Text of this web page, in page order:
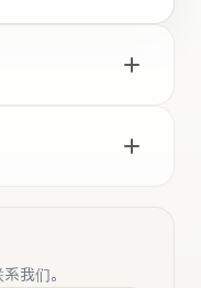
我们。